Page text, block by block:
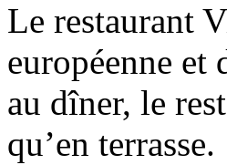
Le restaurant
européenne et
au dîner, le
qu’en terrasse.